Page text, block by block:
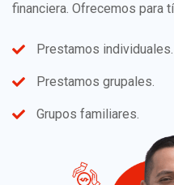
financiera. Ofrecemos para tí
Prestamos individuales.
Prestamos grupales.
Grupos familiares.